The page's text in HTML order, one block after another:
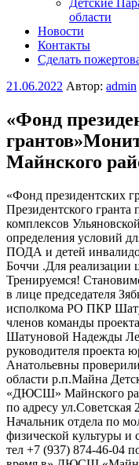
Детские
области
Новости
Контакты
Сделать
Опубликовано
21.06.2022 Автор: admin
«Фонд
Майнского
«Фонд президентских
Президентского
комплексов
определения условий
ПОДА и детей
Боччи .Для реализации
Тренируемся!
в лице председателя
исполкома РО ПКР
членов команды
Шатуновой Надежды
руководителя проекта
Анатольевны
области р.п.Майна
«ДЮСШ» Майнского
по адресу
Начальник отдела по
физической культуры и
тел +7 (937) 874-46-04